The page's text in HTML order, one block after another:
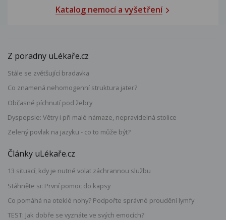
Katalog nemocí a vyšetření
Z poradny uLékaře.cz
Stále se zvětšující bradavka
Co znamená nehomogenní struktura jater?
Občasné píchnutí pod žebry
Dyspepsie: Větry i při malé námaze, nepravidelná stolice
Zelený povlak na jazyku - co to může být?
Články uLékaře.cz
13 situací, kdy je nutné volat záchrannou službu
Stáhněte si: První pomoc do kapsy
Co pomáhá na oteklé nohy? Podpořte správné proudění lymfy
TEST: Jak dobře se vyznáte ve svých emocích?